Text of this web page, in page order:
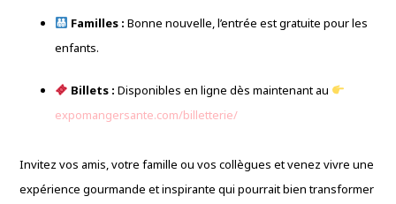
Familles : Bonne nouvelle, l’entrée est gratuite pour les
enfants.
Billets : Disponibles en ligne dès maintenant au
expomangersante.com/billetterie/
Invitez vos amis, votre famille ou vos collègues et venez vivre une
expérience gourmande et inspirante qui pourrait bien transformer